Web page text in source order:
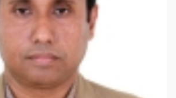
Mahbubur
, professor, Department
political science
Enthusiast Representative